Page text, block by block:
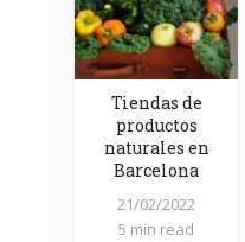
Tiendas de
productos
naturales en
Barcelona
21/02/2022
5 min read